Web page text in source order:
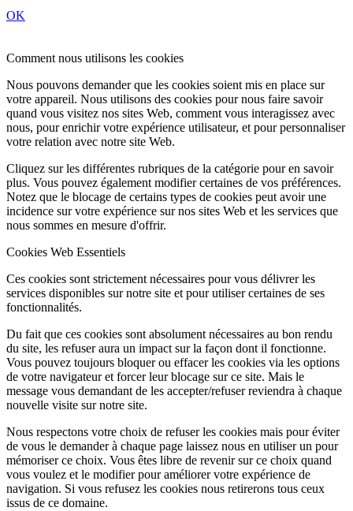
OK
Comment nous utilisons les cookies
Nous pouvons demander que les cookies soient mis en place sur
votre appareil. Nous utilisons des cookies pour nous faire savoir
quand vous visitez nos sites Web, comment vous interagissez avec
nous, pour enrichir votre expérience utilisateur, et pour personnaliser
votre relation avec notre site Web.
Cliquez sur les différentes rubriques de la catégorie pour en savoir
plus. Vous pouvez également modifier certaines de vos préférences.
Notez que le blocage de certains types de cookies peut avoir une
incidence sur votre expérience sur nos sites Web et les services que
nous sommes en mesure d'offrir.
Cookies Web Essentiels
Ces cookies sont strictement nécessaires pour vous délivrer les
services disponibles sur notre site et pour utiliser certaines de ses
fonctionnalités.
Du fait que ces cookies sont absolument nécessaires au bon rendu
du site, les refuser aura un impact sur la façon dont il fonctionne.
Vous pouvez toujours bloquer ou effacer les cookies via les options
de votre navigateur et forcer leur blocage sur ce site. Mais le
message vous demandant de les accepter/refuser reviendra à chaque
nouvelle visite sur notre site.
Nous respectons votre choix de refuser les cookies mais pour éviter
de vous le demander à chaque page laissez nous en utiliser un pour
mémoriser ce choix. Vous êtes libre de revenir sur ce choix quand
vous voulez et le modifier pour améliorer votre expérience de
navigation. Si vous refusez les cookies nous retirerons tous ceux
issus de ce domaine.